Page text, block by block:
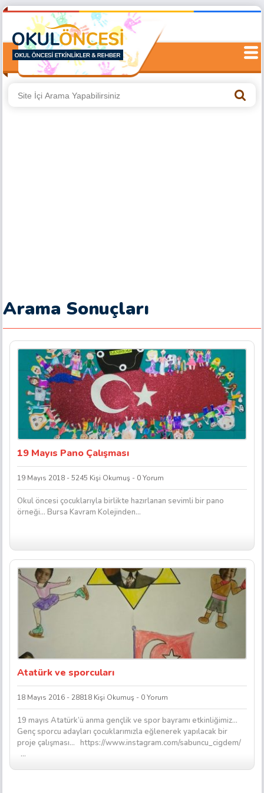
Arama Sonuçları
19 Mayıs Pano Çalışması
19 Mayıs 2018 - 5245 Kişi Okumuş - 0 Yorum
Okul öncesi çocuklarıyla birlikte hazırlanan sevimli bir pano
örneği… Bursa Kavram Kolejinden…
Atatürk ve sporcuları
18 Mayıs 2016 - 28818 Kişi Okumuş - 0 Yorum
19 mayıs Atatürk’ü anma gençlik ve spor bayramı etkinliğimiz…
Genç sporcu adayları çocuklarımızla eğlenerek yapılacak bir
proje çalışması… https://www.instagram.com/sabuncu_cigdem/
...